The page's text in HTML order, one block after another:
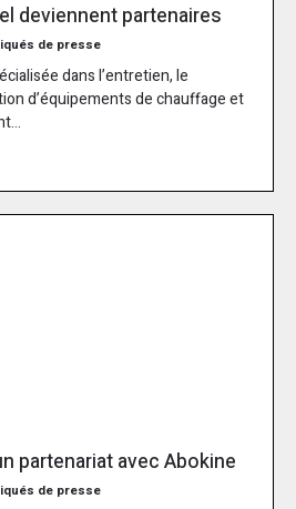
deviennent partenaires
de presse
dans l’entretien, le
d’équipements de chauffage et
partenariat avec Abokine
de presse